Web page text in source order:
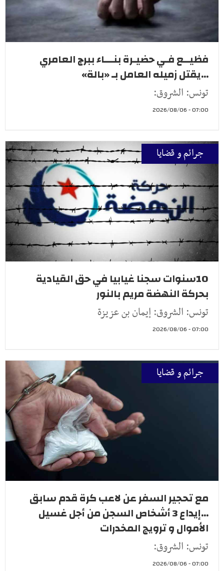
فظيــع فـي حضيـرة بنـــاء ببرج العامري
...يقتل زميله العامل بـ «بالة»
تونس: الشروق:
07:00 - 2026/08/06
جرائم و قضايا
10سنوات سجنا غيابيا في حق القيادية
بحركة النهضة مريم بالنور
تونس: الشروق: إيمان بن عزيزة
07:00 - 2026/08/06
جرائم و قضايا
مع تحجير السفر عن لاعب كرة قدم سابق
...إيداع 3 أشخاص السجن من أجل غسيل
الأموال و ترويج المخدرات
تونس: الشروق:
07:00 - 2026/08/06